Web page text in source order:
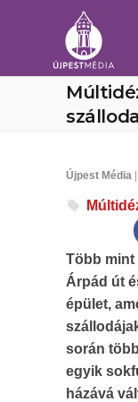
Újpest Média
Több mint
Árpád út
épület,
során
egyik
házává